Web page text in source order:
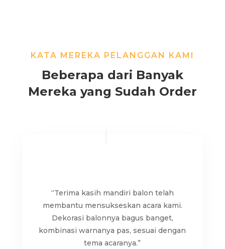
KATA MEREKA PELANGGAN KAMI
Beberapa dari Banyak
Mereka yang Sudah Order
“Terima kasih mandiri balon telah
membantu mensukseskan acara kami.
Dekorasi balonnya bagus banget,
kombinasi warnanya pas, sesuai dengan
tema acaranya.”